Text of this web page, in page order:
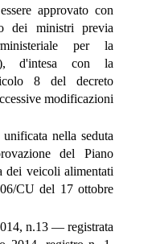
approvato con
dei ministri previa
per la
d'intesa con la
8 del decreto
modificazioni
nella seduta
del Piano
dei veicoli alimentati
CU del 17 ottobre
n.13 — registrata